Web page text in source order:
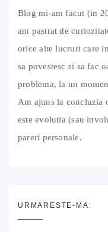
Blog mi-am facut (in
am pastrat de
orice alte lucruri care
sa povestesc si sa fac
problema, la un
Am ajuns la concluzia
este evolutia (sau
pareri personale.
URMARESTE-MA: